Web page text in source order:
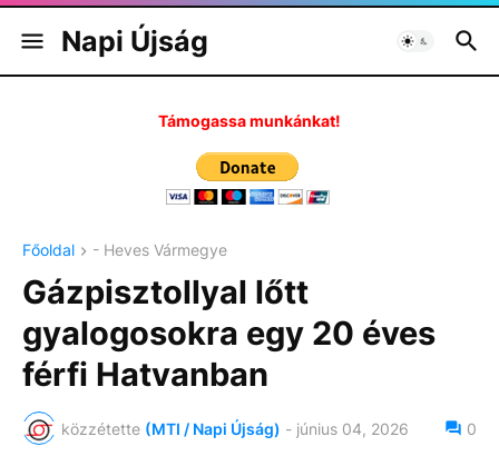
Napi Újság
Támogassa munkánkat!
Főoldal - Heves Vármegye
Gázpisztollyal lőtt
gyalogosokra egy 20 éves
férfi Hatvanban
közzétette (MTI / Napi Újság) - június 04, 2026 0